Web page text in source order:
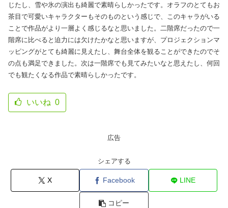
じたし、雪や氷の演出も綺麗で素晴らしかったです。オラフのとてもお
茶目で可愛いキャラクターもそのものという感じで、このキャラがいる
ことで作品がより一層よく感じるなと思いました。二階席だったので一
階席に比べると迫力には欠けたかなと思いますが、プロジェクションマ
ッピングがとても綺麗に見えたし、舞台全体を観ることができたのでそ
の点も満足できました。次は一階席でも見てみたいなと思えたし、何回
でも観たくなる作品で素晴らしかったです。
いいね 0
広告
シェアする
X Facebook LINE
コピー